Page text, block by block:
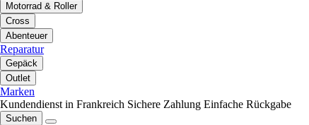
Motorrad & Roller
Cross
Abenteuer
Reparatur
Gepäck
Outlet
Marken
Kundendienst in Frankreich Sichere Zahlung Einfache Rückgabe
Suchen